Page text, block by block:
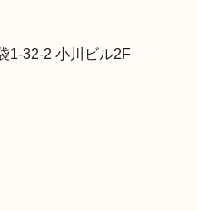
1-32-2 小川ビル2F